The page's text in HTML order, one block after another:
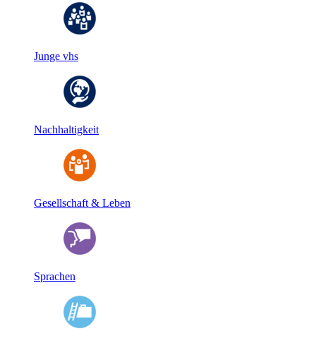
Junge vhs
Nachhaltigkeit
Gesellschaft & Leben
Sprachen